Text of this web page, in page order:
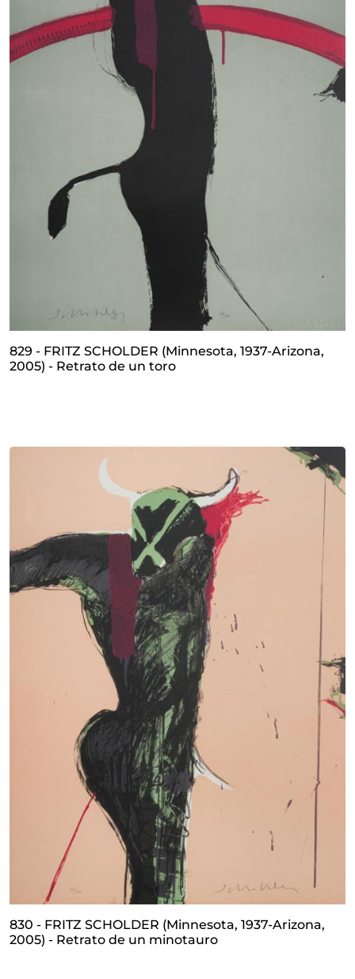
829 - FRITZ SCHOLDER (Minnesota, 1937-Arizona,
2005) - Retrato de un toro
830 - FRITZ SCHOLDER (Minnesota, 1937-Arizona,
2005) - Retrato de un minotauro